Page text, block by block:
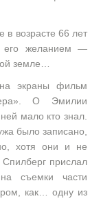
в возрасте 66 лет
его желанием —
земле…
экраны фильм
О Эмилии
мало кто знал.
было записано,
хотя они и не
Спилберг прислал
съемки части
как… одну из